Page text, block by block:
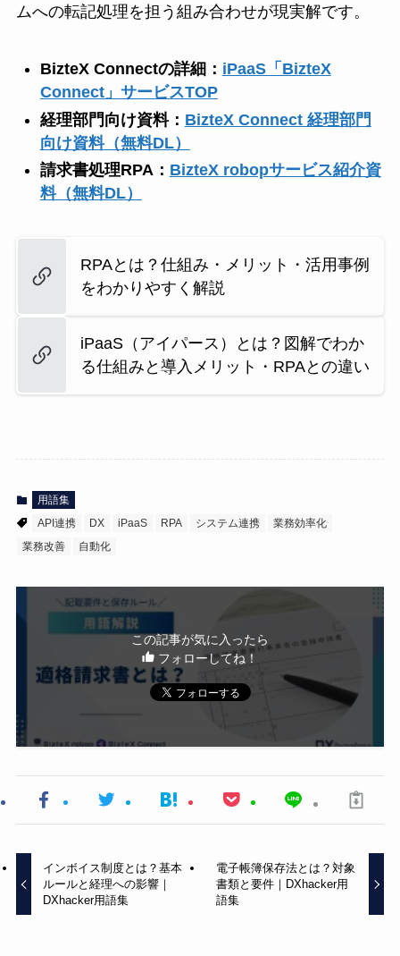
ムへの転記処理を担う組み合わせが現実解です。
BizteX Connectの詳細： iPaaS「BizteX
Connect」サービスTOP
経理部門向け資料： BizteX Connect 経理部門
向け資料（無料DL）
請求書処理RPA： BizteX robopサービス紹介資
料（無料DL）
RPAとは？仕組み・メリット・活用事例
をわかりやすく解説
iPaaS（アイパース）とは？図解でわか
る仕組みと導入メリット・RPAとの違い
用語集
API連携
DX iPaaS RPA システム連携
業務効率化
業務改善
自動化
この記事が気に入ったら
フォローしてね！
インボイス制度とは？基本
ルールと経理への影響｜
DXhacker用語集
電子帳簿保存法とは？対象
書類と要件｜DXhacker用
語集